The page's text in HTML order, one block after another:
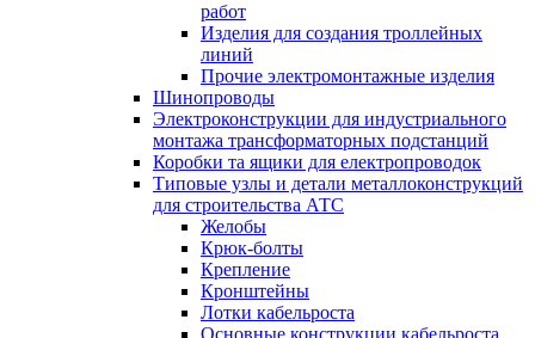
работ
Изделия для создания троллейных
линий
Прочие электромонтажные изделия
Шинопроводы
Электроконструкции для индустриального
монтажа трансформаторных подстанций
Коробки та ящики для електропроводок
Типовые узлы и детали металлоконструкций
для строительства АТС
Желобы
Крюк-болты
Крепление
Кронштейны
Лотки кабельроста
Основные конструкции кабельроста